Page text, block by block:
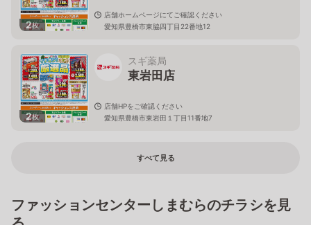
2枚
店舗ホームページにてご確認ください
愛知県豊橋市東脇四丁目22番地12
2枚
スギ薬局
東岩田店
店舗HPをご確認ください
愛知県豊橋市東岩田１丁目11番地7
すべて見る
ファッションセンターしまむらのチラシを見